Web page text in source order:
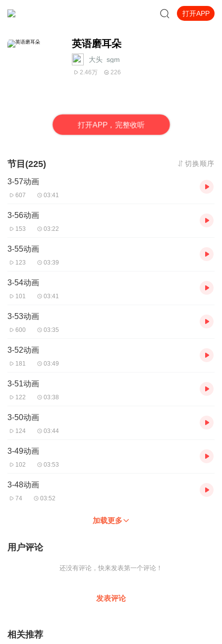
打开APP
英语磨耳朵
大头_sgm
2.46万 226
打开APP，完整收听
节目(225) 切换顺序
3-57动画
607 03:41
3-56动画
153 03:22
3-55动画
123 03:39
3-54动画
101 03:41
3-53动画
600 03:35
3-52动画
181 03:49
3-51动画
122 03:38
3-50动画
124 03:44
3-49动画
102 03:53
3-48动画
74 03:52
加载更多
用户评论
还没有评论，快来发表第一个评论！
发表评论
相关推荐